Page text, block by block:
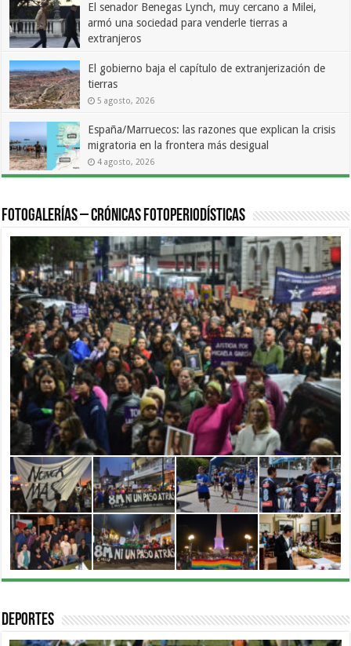
El senador Benegas Lynch, muy cercano a Milei,
armó una sociedad para venderle tierras a
extranjeros
El gobierno baja el capítulo de extranjerización de
tierras
5 agosto, 2026
España/Marruecos: las razones que explican la crisis
migratoria en la frontera más desigual
4 agosto, 2026
Fotogalerías – Crónicas Fotoperiodísticas
Deportes